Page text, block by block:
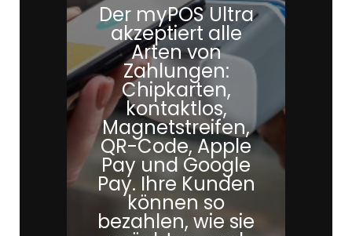
Der myPOS Ultra
akzeptiert alle
Arten von
Zahlungen:
Chipkarten,
kontaktlos,
Magnetstreifen,
QR-Code, Apple
Pay und Google
Pay. Ihre Kunden
können so
bezahlen, wie sie